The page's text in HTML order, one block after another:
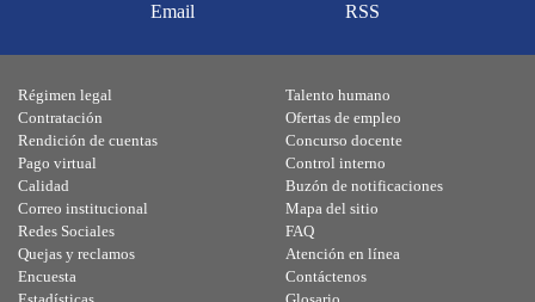
Email RSS
Régimen legal
Contratación
Rendición de cuentas
Pago virtual
Calidad
Talento humano
Ofertas de empleo
Concurso docente
Control interno
Buzón de notificaciones
Correo institucional
Redes Sociales
Quejas y reclamos
Encuesta
Mapa del sitio
FAQ
Atención en línea
Contáctenos